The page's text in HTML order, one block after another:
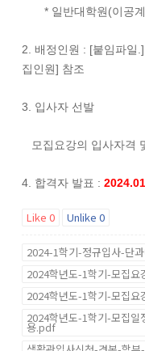
* 일반대학원(이공계
2. 배정인원 : [붙임파일
집인원] 참조
3. 입사자 선발
모집요강의 입사자격
4. 합격자 발표 :
Like0 Unlike0
2024-1학기-정규입사-단
2024학년도-1학기-모집
2024학년도-1학기-모집
2024학년도-1학기-모집일
용.pdf